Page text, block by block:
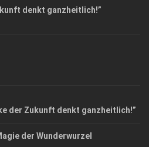
denkt ganzheitlich!”
der Zukunft denkt ganzheitlich!”
der Wunderwurzel